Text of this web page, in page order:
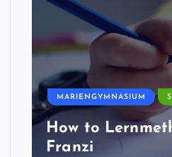
MARIENGYMNASIUM
How to
Franzi